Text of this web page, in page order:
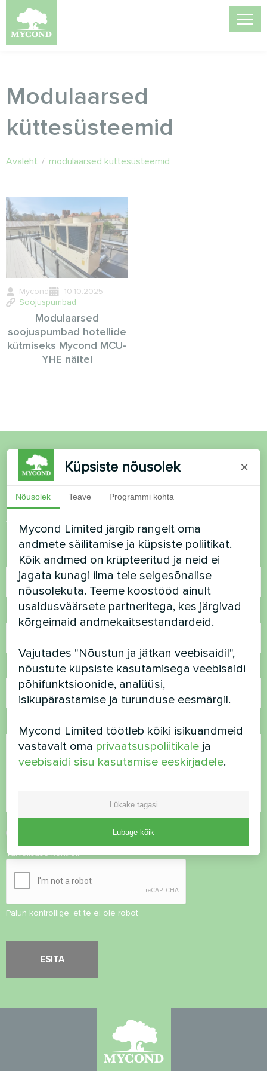
Modulaarsed
küttesüsteemid
Avaleht / modulaarsed küttesüsteemid
Mycond
10.10.2025
Soojuspumbad
Modulaarsed
soojuspumbad hotellide
kütmiseks Mycond MCU-
YHE näitel
Soovid osta või on
küsimusi?
Võtke meiega ühendust ja me aitame teid
Nimi
Telefoninumber
E-post
Kommentaar
privaatsuspoliitikaga
Turvalisuse kontroll*
Palun kontrollige, et te ei ole robot.
Küpsiste nõusolek ×
Nõusolek Teave Programmi kohta
Mycond Limited järgib rangelt oma
andmete säilitamise ja küpsiste poliitikat.
Kõik andmed on krüpteeritud ja neid ei
jagata kunagi ilma teie selgesõnalise
nõusolekuta. Teeme koostööd ainult
usaldusväärsete partneritega, kes järgivad
kõrgeimaid andmekaitsestandardeid.
Vajutades "Nõustun ja jätkan veebisaidil",
nõustute küpsiste kasutamisega veebisaidi
põhifunktsioonide, analüüsi,
isikupärastamise ja turunduse eesmärgil.
Mycond Limited töötleb kõiki isikuandmeid
vastavalt oma privaatsuspoliitikale ja
veebisaidi sisu kasutamise eeskirjadele.
Lükake tagasi
Lubage kõik